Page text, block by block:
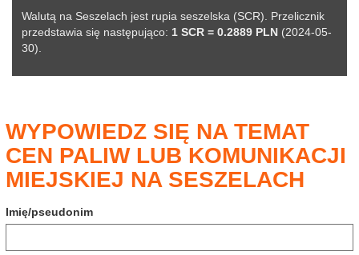
Walutą na Seszelach jest rupia seszelska (SCR). Przelicznik
przedstawia się następująco: 1 SCR = 0.2889 PLN (2024-05-
30).
WYPOWIEDZ SIĘ NA TEMAT
CEN PALIW LUB KOMUNIKACJI
MIEJSKIEJ NA SESZELACH
Imię/pseudonim